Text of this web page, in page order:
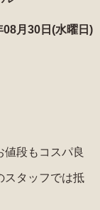
08月30日(水曜日)
段もコスパ良
スタッフでは抵